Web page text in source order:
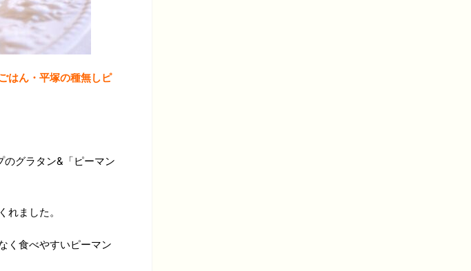
はん・平塚の種無しピ
グラタン&「ピーマン
ました。
く食べやすいピーマン